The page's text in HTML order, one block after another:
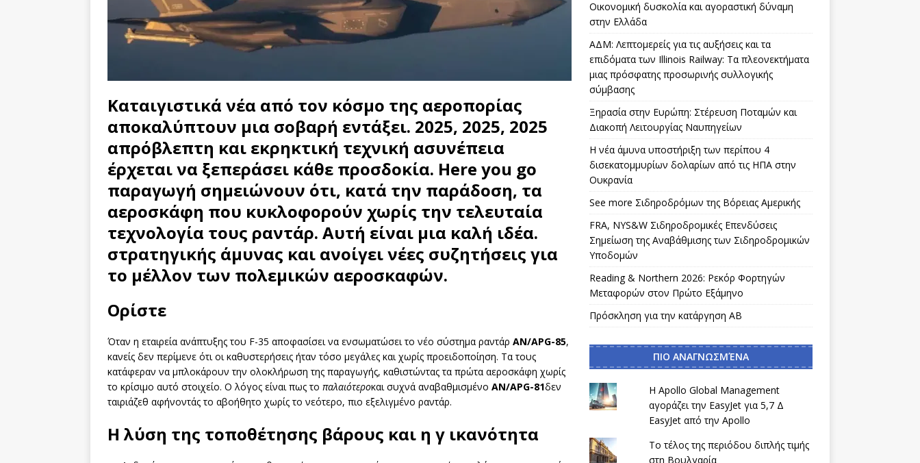
Καταιγιστικά νέα από τον κόσμο της αεροπορίας
αποκαλύπτουν μια σοβαρή εντάξει. 2025, 2025, 2025
απρόβλεπτη και εκρηκτική τεχνική ασυνέπεια
έρχεται να ξεπεράσει κάθε προσδοκία. Here you go
παραγωγή σημειώνουν ότι, κατά την παράδοση, τα
αεροσκάφη που κυκλοφορούν χωρίς την τελευταία
τεχνολογία τους ραντάρ. Αυτή είναι μια καλή ιδέα.
στρατηγικής άμυνας και ανοίγει νέες συζητήσεις για
το μέλλον των πολεμικών αεροσκαφών.
Ορίστε
Όταν η εταιρεία ανάπτυξης του F-35 αποφασίσει να ενσωματώσει το νέο σύστημα ραντάρ AN/APG-85,
κανείς δεν περίμενε ότι οι καθυστερήσεις ήταν τόσο μεγάλες και χωρίς προειδοποίηση. Τα τους
κατάφεραν να μπλοκάρουν την ολοκλήρωση της παραγωγής, καθιστώντας τα πρώτα αεροσκάφη χωρίς
το κρίσιμο αυτό στοιχείο. Ο λόγος είναι πως το παλαιότεροκαι συχνά αναβαθμισμένο AN/APG-81δεν
ταιριάζεθ αφήνοντάς το αβοήθητο χωρίς το νεότερο, πιο εξελιγμένο ραντάρ.
Η λύση της τοποθέτησης βάρους και η γ ικανότητα
Οικονομική δυσκολία και αγοραστική δύναμη
στην Ελλάδα
ΑΔΜ: Λεπτομερείς για τις αυξήσεις και τα
επιδόματα των Illinois Railway: Τα πλεονεκτήματα
μιας πρόσφατης προσωρινής συλλογικής
σύμβασης
Ξηρασία στην Ευρώπη: Στέρευση Ποταμών και
Διακοπή Λειτουργίας Ναυπηγείων
Η νέα άμυνα υποστήριξη των περίπου 4
δισεκατομμυρίων δολαρίων από τις ΗΠΑ στην
Ουκρανία
See more Σιδηροδρόμων της Βόρειας Αμερικής
FRA, NYS&W Σιδηροδρομικές Επενδύσεις
Σημείωση της Αναβάθμισης των Σιδηροδρομικών
Υποδομών
Reading & Northern 2026: Ρεκόρ Φορτηγών
Μεταφορών στον Πρώτο Εξάμηνο
Πρόσκληση για την κατάργηση AB
ΠΙΟ ΑΝΑΓΝΩΣΜΈΝΑ
Η Apollo Global Management
αγοράζει την EasyJet για 5,7 Δ
EasyJet από την Apollo
Το τέλος της περιόδου διπλής τιμής
στη Βουλγαρία